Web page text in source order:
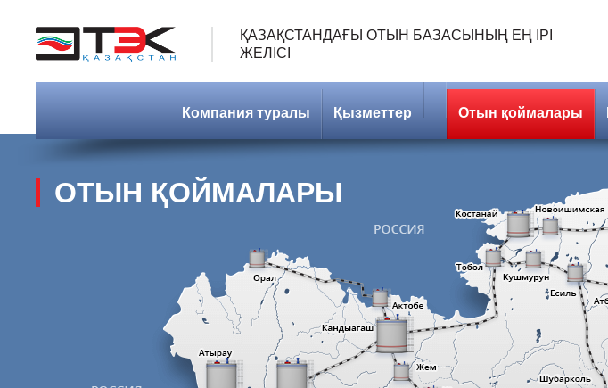
ҚАЗАҚСТАНДАҒЫ ОТЫН БАЗАСЫНЫҢ ЕҢ ІРІ
ЖЕЛІСІ
Компания туралы Қызметтер Отын қоймалары
ОТЫН ҚОЙМАЛАРЫ